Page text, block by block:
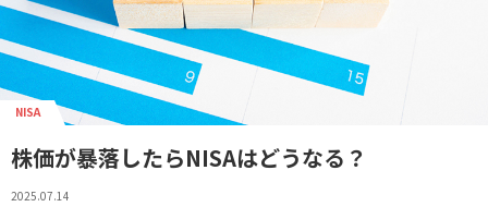
NISA
株価が暴落したらNISAはどうなる？
2025.07.14